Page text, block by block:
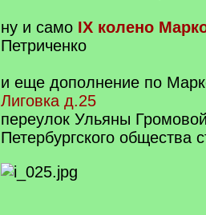
ну и само IX колено
Петриченко
и еще дополнение по
Лиговка д.25
переулок Ульяны
Петербургского общества